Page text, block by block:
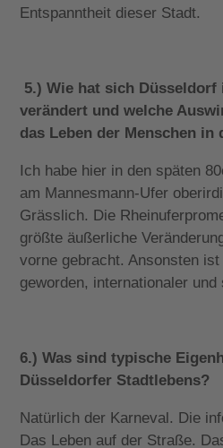
Entspanntheit dieser Stadt.
5.) Wie hat sich Düsseldorf
verändert und welche
das Leben der Menschen in
Ich habe hier in den späten
am Mannesmann-Ufer
Grässlich. Die
größte äußerliche
vorne gebracht. Ansonsten
geworden, internationaler
6.) Was sind typische
Düsseldorfer Stadtlebens?
Natürlich der Karneval. Die
Das Leben auf der Straße.